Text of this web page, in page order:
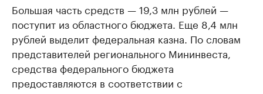
Большая часть средств — 19,3 млн рублей —
поступит из областного бюджета. Еще 8,4 млн
рублей выделит федеральная казна. По словам
представителей регионального Мининвеста,
средства федерального бюджета
предоставляются в соответствии с